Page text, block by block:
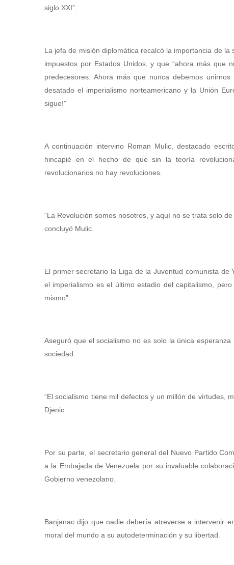
siglo XXI”.
La jefa de misión diplomática recalcó la importancia de
impuestos por Estados Unidos, y que “ahora más que
predecesores. Ahora más que nunca debemos
desatado el imperialismo norteamericano y la Unión
sigue!”
A continuación intervino Roman Mulic, destacado
hincapié en el hecho de que sin la teoría
revolucionarios no hay revoluciones.
“La Revolución somos nosotros, y aquí no se trata solo
concluyó Mulic.
El primer secretario la Liga de la Juventud comunista de
el imperialismo es el último estadio del capitalismo,
mismo”.
Aseguró que el socialismo no es solo la única
sociedad.
“El socialismo tiene mil defectos y un millón de virtudes,
Djenic.
Por su parte, el secretario general del Nuevo Partido
a la Embajada de Venezuela por su invaluable
Gobierno venezolano.
Banjanac dijo que nadie debería atreverse a intervenir
moral del mundo a su autodeterminación y su libertad.